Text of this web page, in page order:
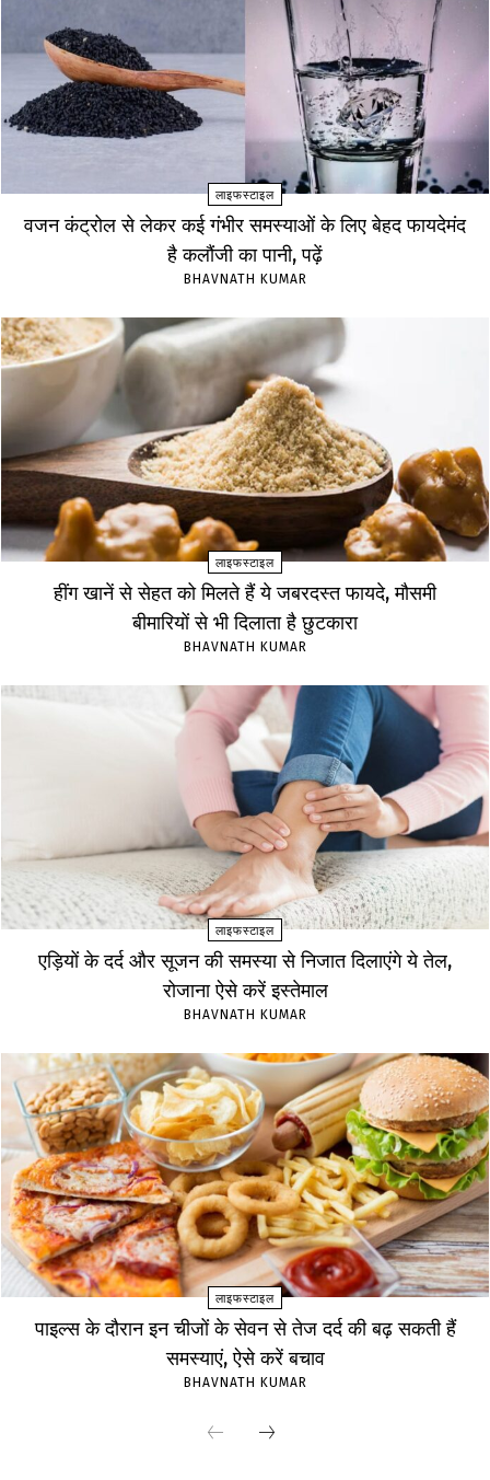
लाइफस्टाइल
वजन कंट्रोल से लेकर कई गंभीर समस्याओं के लिए बेहद फायदेमंद
है कलौंजी का पानी, पढ़ें
BHAVNATH KUMAR
लाइफस्टाइल
हींग खानें से सेहत को मिलते हैं ये जबरदस्त फायदे, मौसमी
बीमारियों से भी दिलाता है छुटकारा
BHAVNATH KUMAR
लाइफस्टाइल
एड़ियों के दर्द और सूजन की समस्या से निजात दिलाएंगे ये तेल,
रोजाना ऐसे करें इस्तेमाल
BHAVNATH KUMAR
लाइफस्टाइल
पाइल्स के दौरान इन चीजों के सेवन से तेज दर्द की बढ़ सकती हैं
समस्याएं, ऐसे करें बचाव
BHAVNATH KUMAR